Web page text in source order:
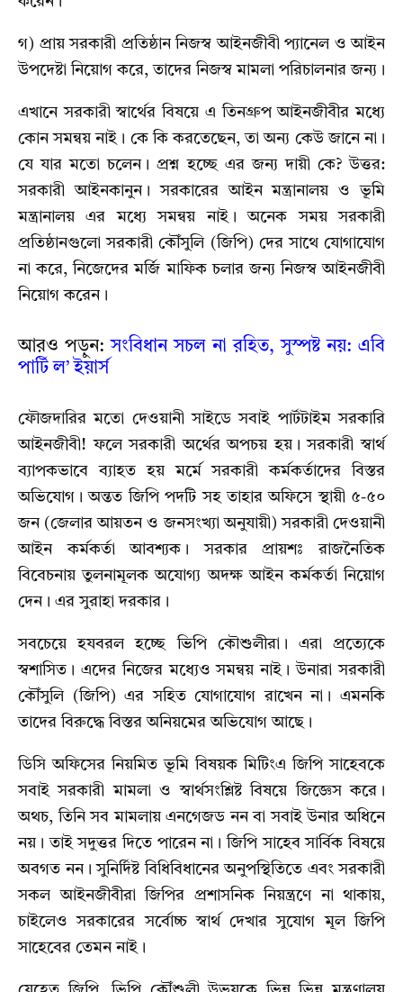
গ) প্রায় সরকারী প্রতিষ্ঠান নিজস্ব আইনজীবী প্যানেল ও আইন
উপদেষ্টা নিয়োগ করে, তাদের নিজস্ব মামলা পরিচালনার জন্য।
এখানে সরকারী স্বার্থের বিষয়ে এ তিনগ্রুপ আইনজীবীর মধ্যে
কোন সমন্বয় নাই। কে কি করতেছেন, তা অন্য কেউ জানে না।
যে যার মতো চলেন। প্রশ্ন হচ্ছে এর জন্য দায়ী কে? উত্তর:
সরকারী আইনকানুন। সরকারের আইন মন্ত্রানালয় ও ভূমি
মন্ত্রানালয় এর মধ্যে সমন্বয় নাই। অনেক সময় সরকারী
প্রতিষ্ঠানগুলো সরকারী কৌঁসুলি (জিপি) দের সাথে যোগাযোগ
না করে, নিজেদের মর্জি মাফিক চলার জন্য নিজস্ব আইনজীবী
নিয়োগ করেন।
আরও পড়ুন: সংবিধান সচল না রহিত, সুস্পষ্ট নয়: এবি
পার্টি ল’ ইয়ার্স
ফৌজদারির মতো দেওয়ানী সাইডে সবাই পার্টটাইম সরকারি
আইনজীবী! ফলে সরকারী অর্থের অপচয় হয়। সরকারী স্বার্থ
ব্যাপকভাবে ব্যাহত হয় মর্মে সরকারী কর্মকর্তাদের বিস্তর
অভিযোগ। অন্তত জিপি পদটি সহ তাহার অফিসে স্থায়ী ৫-৫০
জন (জেলার আয়তন ও জনসংখ্যা অনুযায়ী) সরকারী দেওয়ানী
আইন কর্মকর্তা আবশ্যক। সরকার প্রায়শঃ রাজনৈতিক
বিবেচনায় তুলনামূলক অযোগ্য অদক্ষ আইন কর্মকর্তা নিয়োগ
দেন। এর সুরাহা দরকার।
সবচেয়ে হযবরল হচ্ছে ভিপি কৌশুলীরা। এরা প্রত্যেকে
স্বশাসিত। এদের নিজের মধ্যেও সমন্বয় নাই। উনারা সরকারী
কৌঁসুলি (জিপি) এর সহিত যোগাযোগ রাখেন না। এমনকি
তাদের বিরুদ্ধে বিস্তর অনিয়মের অভিযোগ আছে।
ডিসি অফিসের নিয়মিত ভূমি বিষয়ক মিটিংএ জিপি সাহেবকে
সবাই সরকারী মামলা ও স্বার্থসংশ্লিষ্ট বিষয়ে জিজ্ঞেস করে।
অথচ, তিনি সব মামলায় এনগেজড নন বা সবাই উনার অধিনে
নয়। তাই সদুত্তর দিতে পারেন না। জিপি সাহেব সার্বিক বিষয়ে
অবগত নন। সুনির্দিষ্ট বিধিবিধানের অনুপস্থিতিতে এবং সরকারী
সকল আইনজীবীরা জিপির প্রশাসনিক নিয়ন্ত্রণে না থাকায়,
চাইলেও সরকারের সর্বোচ্চ স্বার্থ দেখার সুযোগ মূল জিপি
সাহেবের তেমন নাই।